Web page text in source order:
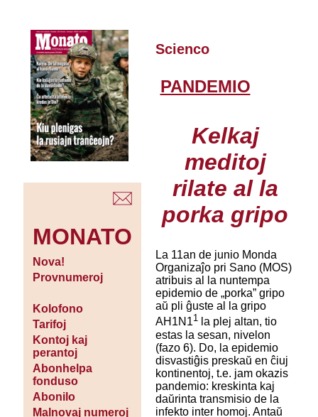
MONATO
Nova!
Provnumeroj
Kolofono
Tarifoj
Kontoj kaj
perantoj
Abonhelpa
fonduso
Abonilo
Malnovaj numeroj
Scienco
PANDEMIO
Kelkaj
meditoj
rilate al la
porka gripo
La 11an de junio Monda
Organizaĵo pri Sano (MOS)
atribuis al la nuntempa
epidemio de „porka” gripo
aŭ pli ĝuste al la gripo
AH1N11la plej altan, tio
estas la sesan, nivelon
(fazo 6). Do, la epidemio
disvastiĝis preskaŭ en ĉiuj
kontinentoj, t.e. jam okazis
pandemio: kreskinta kaj
daŭrinta transmisio de la
infekto inter homoj. Antaŭ